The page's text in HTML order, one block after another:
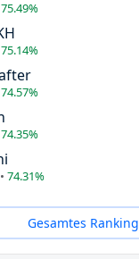
75.49%
75.14%
74.57%
74.35%
74.31%
Gesamtes Ranking